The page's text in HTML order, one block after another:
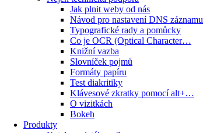
Jak plnit weby od nás
Návod pro nastavení DNS záznamu
Typografické rady a pomůcky
Co je OCR (Optical Character…
Knižní vazba
Slovníček pojmů
Formáty papíru
Test diakritiky
Klávesové zkratky pomocí alt+…
O vizitkách
Bokeh
Produkty